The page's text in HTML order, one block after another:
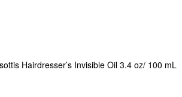
Hairdresser’s Invisible Oil 3.4 oz/ 100 mL